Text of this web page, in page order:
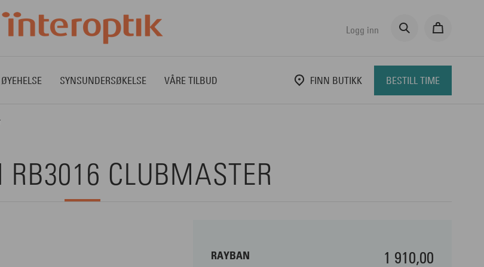
Logg inn
ØYEHELSE SYNSUNDERSØKELSE VÅRE TILBUD FINN BUTIKK BESTILL TIME
CLUBMASTER
RAYBAN 1 910,00